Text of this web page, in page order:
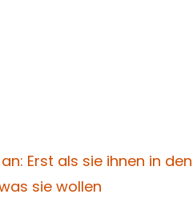
Erst als sie ihnen in den
sie wollen